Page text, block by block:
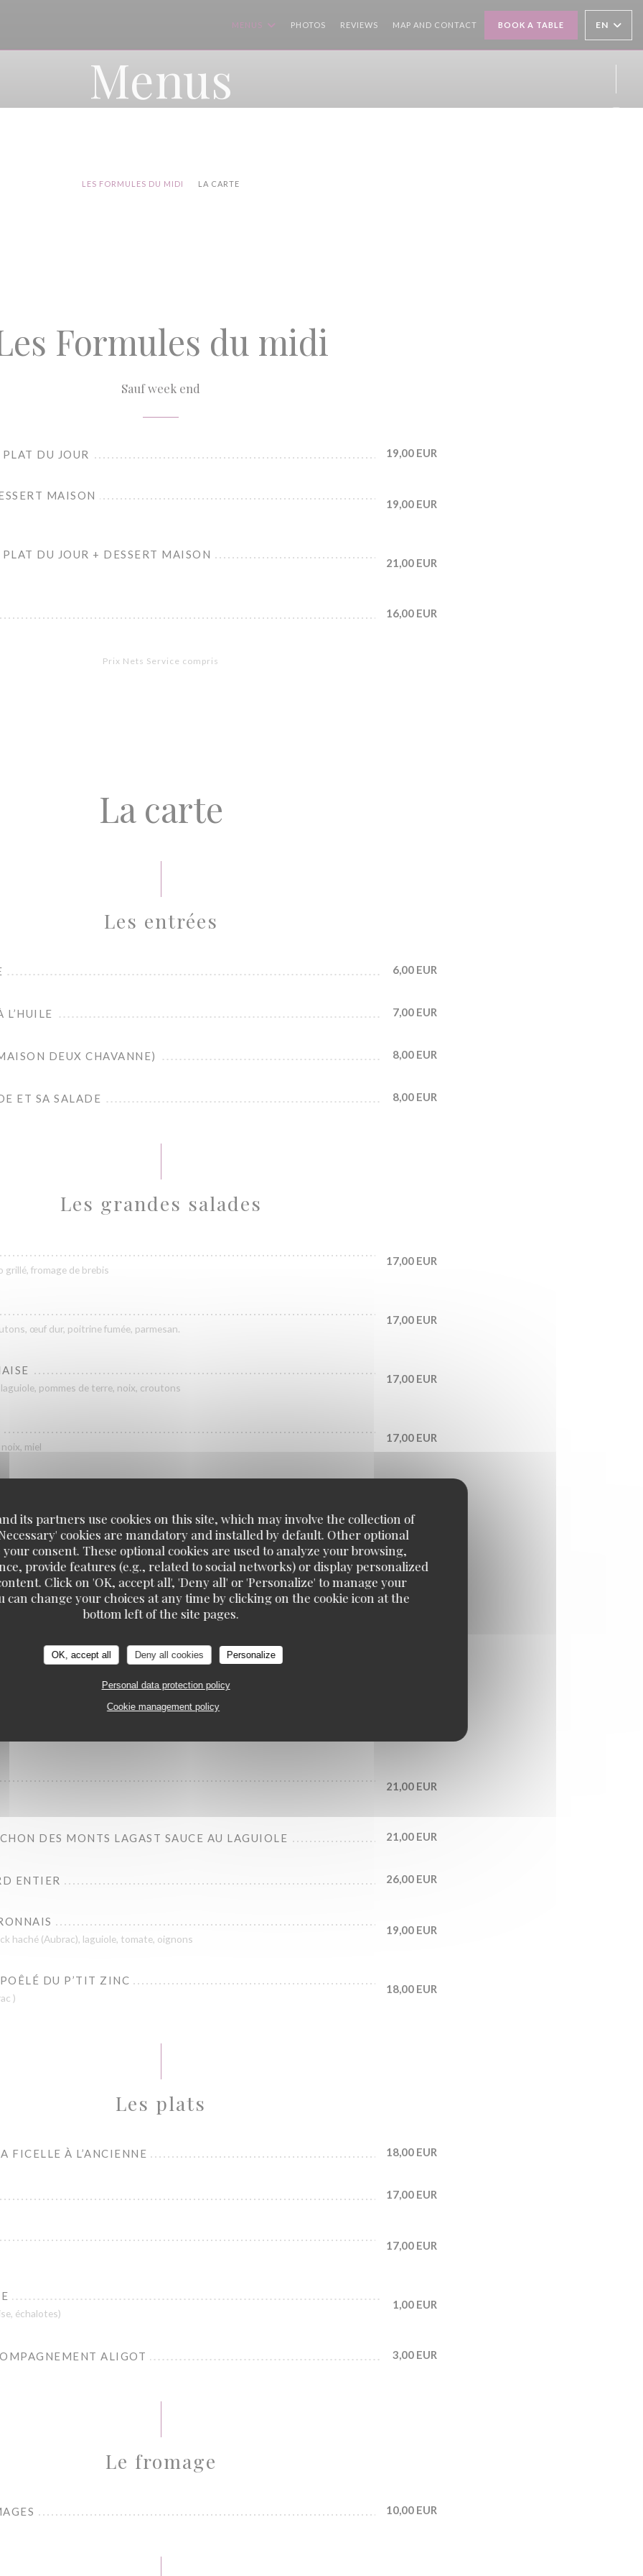
its partners use cookies on this site, which may involve the collection of
cookies are mandatory and installed by default. Other optional
consent. These optional cookies are used to analyze your browsing,
provide features (e.g., related to social networks) or display personalized
Click on 'OK, accept all', 'Deny all' or 'Personalize' to manage your
can change your choices at any time by clicking on the cookie icon at the
bottom left of the site pages.
OK, accept all Deny all cookies Personalize
Personal data protection policy
Cookie management policy
MENUS PHOTOS REVIEWS MAP AND CONTACT BOOK A TABLE EN
Menus
LES FORMULES DU MIDI LA CARTE
Formules du midi
Sauf week end
DU JOUR 19,00 EUR
MAISON
19,00 EUR
DU JOUR + DESSERT MAISON
21,00 EUR
16,00 EUR
Prix Nets Service compris
La carte
Les entrées
6,00 EUR
L’HUILE 7,00 EUR
DEUX CHAVANNE) 8,00 EUR
ET SA SALADE 8,00 EUR
Les grandes salades
fromage de brebis
17,00 EUR
œuf dur, poitrine fumée, parmesan.
17,00 EUR
pommes de terre, noix, croutons
17,00 EUR
miel
17,00 EUR
Les viandes
AUX ÉCHALOTES
21,00 EUR
DES MONTS LAGAST SAUCE AU LAGUIOLE 21,00 EUR
ENTIER 26,00 EUR
haché (Aubrac), laguiole, tomate, oignons
19,00 EUR
DU P’TIT ZINC
)
18,00 EUR
Les plats
FICELLE À L’ANCIENNE 18,00 EUR
17,00 EUR
17,00 EUR
échalotes)
1,00 EUR
ALIGOT 3,00 EUR
Le fromage
10,00 EUR